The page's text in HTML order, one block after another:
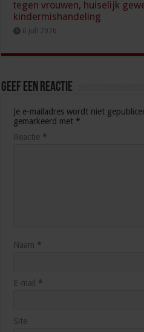
tegen vrouwen, huiselijk
kindermishandeling
6 juli 2026
Geef een reactie
Je e-mailadres wordt niet
gemarkeerd met *
Reactie *
Naam *
E-mail *
Site